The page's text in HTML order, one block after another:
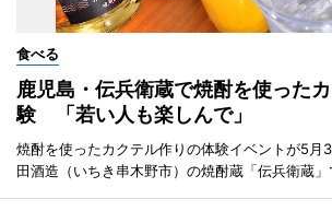
食べる
鹿児島・伝兵衛蔵で焼酎を使った
験 「若い人も楽しんで」
焼酎を使ったカクテル作りの体験イベントが5月
田酒造（いちき串木野市）の焼酎蔵「伝兵衛蔵」